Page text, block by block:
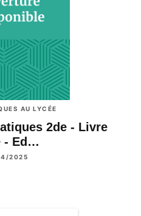
AU LYCÉE
2de - Livre
- Ed…
2025